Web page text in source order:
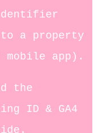
a property
app).
the
ID & GA4